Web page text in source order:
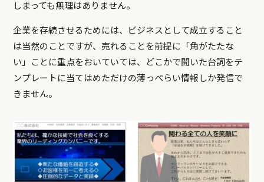
しまっても無理はありません。
企業を存続させるためには、ビジネスとして成立すること
は当然のことですが、売れることを前提に「角がたたな
い」ことに重点をおいていては、どこかで聞いた台詞をテ
ンプレートに当てはめただけの薄っぺらい情報しか発信で
きません。